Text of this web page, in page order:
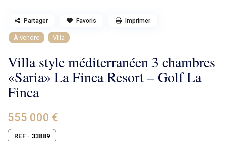
À vendre Villa
Villa style méditerranéen 3 chambres
«Saria» La Finca Resort – Golf La
Finca
555 000 €
REF - 33889
Partager Favoris Imprimer